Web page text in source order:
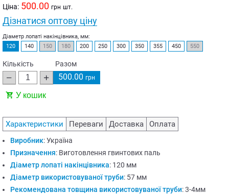
Ціна: 500.00 грн шт.
Дізнатися оптову ціну
Діаметр лопаті накінцівника, мм:
120
140 150 180 200 250 300 350 355 450 550
Кількість Разом
500.00 грн
У кошик
Характеристики Переваги Доставка Оплата
Виробник:Україна
Призначення: Виготовлення гвинтових паль
Діаметр лопаті накінцівника: 120 мм
Діаметр використовуваної труби: 57 мм
Рекомендована товщина використовуваної труби:3-4мм